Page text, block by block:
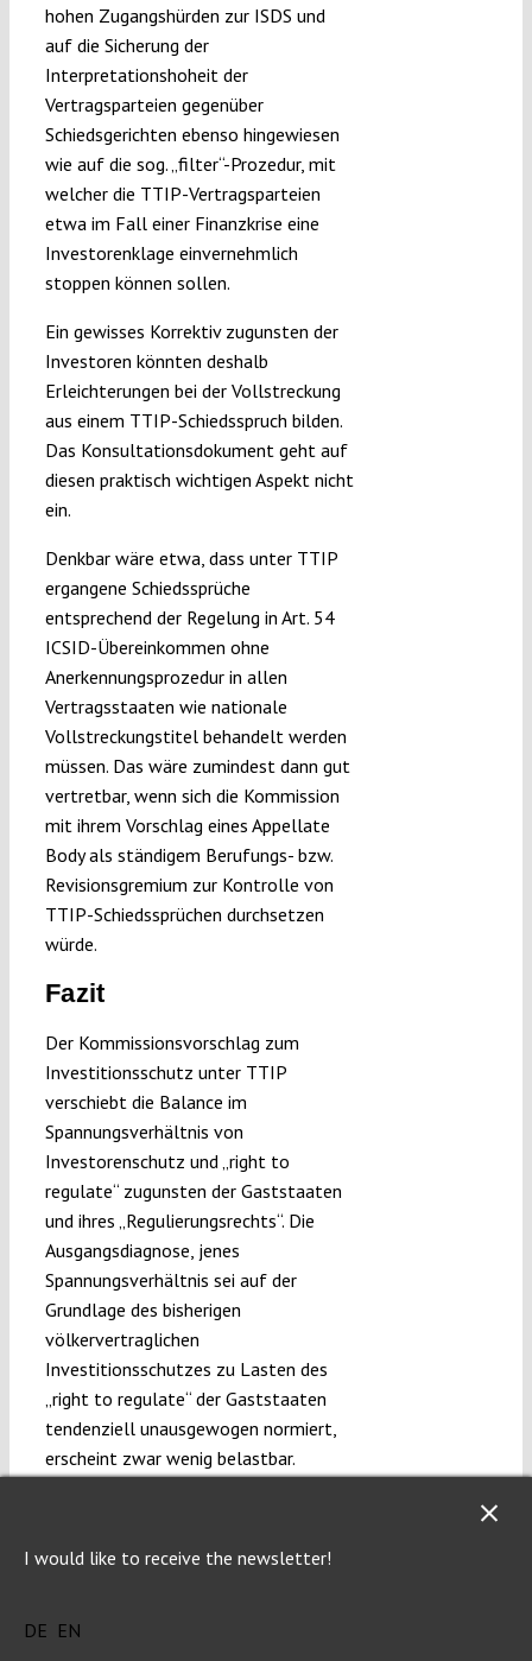
hohen Zugangshürden zur ISDS und
auf die Sicherung der
Interpretationshoheit der
Vertragsparteien gegenüber
Schiedsgerichten ebenso hingewiesen
wie auf die sog. „filter“-Prozedur, mit
welcher die TTIP-Vertragsparteien
etwa im Fall einer Finanzkrise eine
Investorenklage einvernehmlich
stoppen können sollen.
Ein gewisses Korrektiv zugunsten der
Investoren könnten deshalb
Erleichterungen bei der Vollstreckung
aus einem TTIP-Schiedsspruch bilden.
Das Konsultationsdokument geht auf
diesen praktisch wichtigen Aspekt nicht
ein.
Denkbar wäre etwa, dass unter TTIP
ergangene Schiedssprüche
entsprechend der Regelung in Art. 54
ICSID-Übereinkommen ohne
Anerkennungsprozedur in allen
Vertragsstaaten wie nationale
Vollstreckungstitel behandelt werden
müssen. Das wäre zumindest dann gut
vertretbar, wenn sich die Kommission
mit ihrem Vorschlag eines Appellate
Body als ständigem Berufungs- bzw.
Revisionsgremium zur Kontrolle von
TTIP-Schiedssprüchen durchsetzen
würde.
Fazit
Der Kommissionsvorschlag zum
Investitionsschutz unter TTIP
verschiebt die Balance im
Spannungsverhältnis von
Investorenschutz und „right to
regulate“ zugunsten der Gaststaaten
und ihres „Regulierungsrechts“. Die
Ausgangsdiagnose, jenes
Spannungsverhältnis sei auf der
Grundlage des bisherigen
völkervertraglichen
Investitionsschutzes zu Lasten des
„right to regulate“ der Gaststaaten
tendenziell unausgewogen normiert,
erscheint zwar wenig belastbar.
vorgeschlagene Ausgleich von
auch wenn einzelne Aspekte sich
I would like to receive the newsletter!
DE EN